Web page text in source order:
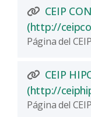
CEIP
(http://
Página del
CEIP
(http://
Página del